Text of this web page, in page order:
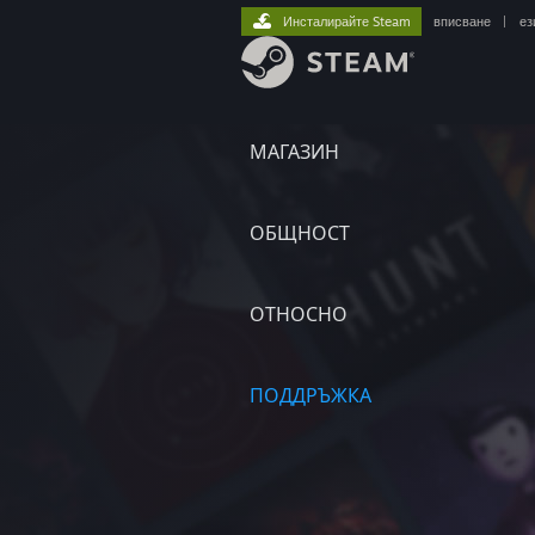
МАГАЗИН
ОБЩНОСТ
ОТНОСНО
ПОДДРЪЖКА
Инсталирайте Steam вписване